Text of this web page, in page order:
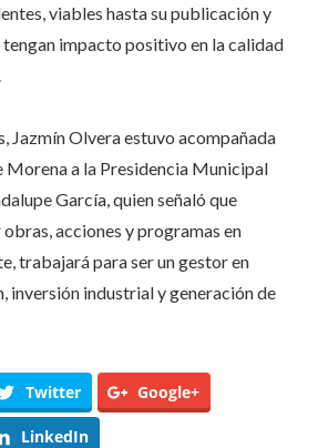
viables hasta su publicación y
impacto positivo en la calidad
Jazmín Olvera estuvo acompañada
Morena a la Presidencia Municipal
García, quien señaló que
acciones y programas en
trabajará para ser un gestor en
inversión industrial y generación de
Twitter Google+
LinkedIn